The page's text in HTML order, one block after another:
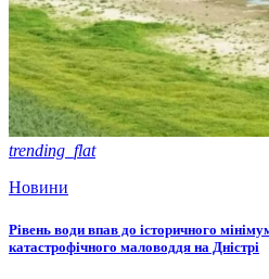
trending_flat
Новини
Рівень води впав до історичного
катастрофічного маловоддя на Дністрі